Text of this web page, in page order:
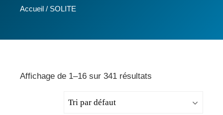
Accueil / SOLITE
Affichage de 1–16 sur 341 résultats